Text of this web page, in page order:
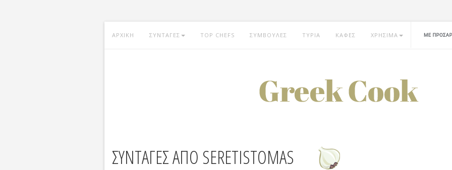
ΑΡΧΙΚΗ ΣΥΝΤΑΓΕΣ TOP CHEFS ΣΥΜΒΟΥΛΕΣ ΤΥΡΙΑ ΚΑΦΕΣ ΧΡΗΣΙΜΑ
ΣΥΝΤΑΓΕΣ ΑΠΟ SERETISTOMAS